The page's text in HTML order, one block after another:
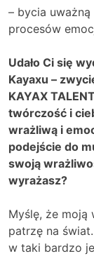
– bycia
procesów
Udało Ci się
Kayaxu –
KAYAX
twórczość i
wrażliwą i
podejście do
swoją
wyrażasz?
Myślę, że
patrzę na
w taki bardzo